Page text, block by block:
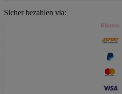
Sicher bezahlen via: